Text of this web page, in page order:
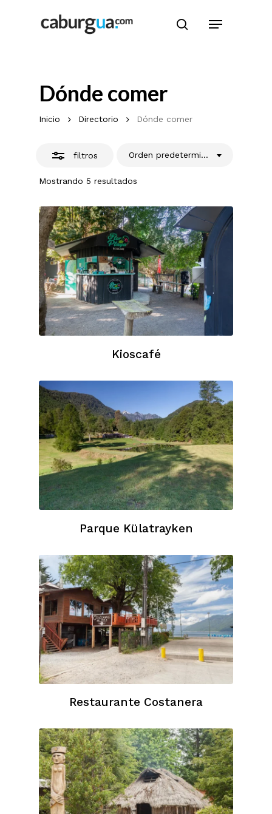
search
Menu
Dónde comer
Inicio Directorio Dónde comer
filtros
Mostrando 5 resultados
Orden predeterminado
Kioscafé
Parque Külatrayken
Restaurante Costanera